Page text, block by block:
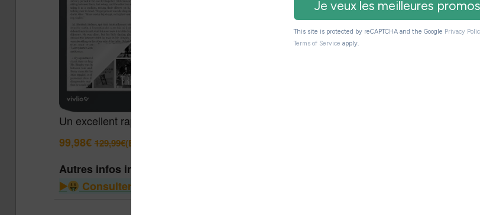
Un excellent rapport qualité / prix pour cette liseuse de 6 pouces très accessible.
99,98€ 129,99€(Boulanger)
Autres infos intéressantes
Consulter le guide des liseuses à moins de 100€